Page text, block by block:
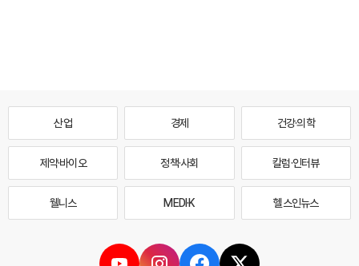
산업 경제 건강·의학
제약·바이오 정책·사회 칼럼·인터뷰
웰니스 MEDI·K 헬스인뉴스